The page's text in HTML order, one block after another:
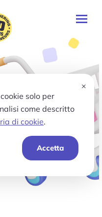
menu
solo per
come descritto
di cookie.
Accetta
×